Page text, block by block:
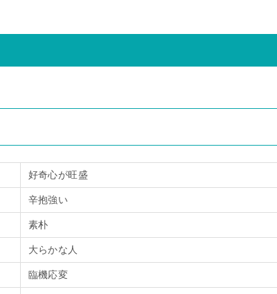
好奇心が旺盛
辛抱強い
素朴
大らかな人
臨機応変